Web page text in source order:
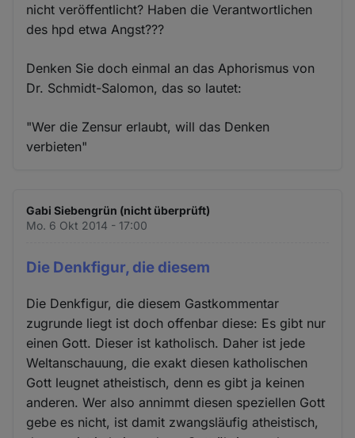
nicht veröffentlicht? Haben die Verantwortlichen
des hpd etwa Angst???
Denken Sie doch einmal an das Aphorismus von
Dr. Schmidt-Salomon, das so lautet:
"Wer die Zensur erlaubt, will das Denken
verbieten"
Gabi Siebengrün (nicht überprüft)
Mo. 6 Okt 2014 - 17:00
Die Denkfigur, die diesem
Die Denkfigur, die diesem Gastkommentar
zugrunde liegt ist doch offenbar diese: Es gibt nur
einen Gott. Dieser ist katholisch. Daher ist jede
Weltanschauung, die exakt diesen katholischen
Gott leugnet atheistisch, denn es gibt ja keinen
anderen. Wer also annimmt diesen speziellen Gott
gebe es nicht, ist damit zwangsläufig atheistisch,